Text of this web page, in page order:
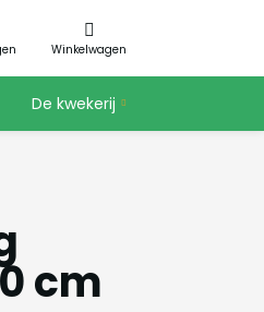
Winkelwagen
De kwekerij
cm